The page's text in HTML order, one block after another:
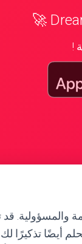
!
والمسؤولية.
أيضًا تذكيرًا